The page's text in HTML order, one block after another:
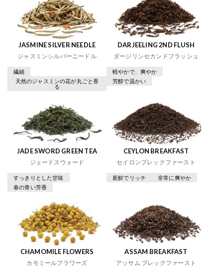
JASMINE SILVER NEEDLE
ジャスミンシルバーニードル
繊細
天然のジャスミンの花が丸ごと香
る
DARJEELING 2ND FLUSH
ダージリンセカンドフラッシュ
軽やかで、爽やか
芳醇で温かい
JADE SWORD GREEN TEA
ジェードスウォード
すっきりとした甘味
春の青い芳香
CEYLON BREAKFAST
セイロンブレックファースト
新鮮でリッチ 非常に爽やか
CHAMOMILE FLOWERS
カモミールフラワーズ
ASSAM BREAKFAST
アッサム ブレックファースト